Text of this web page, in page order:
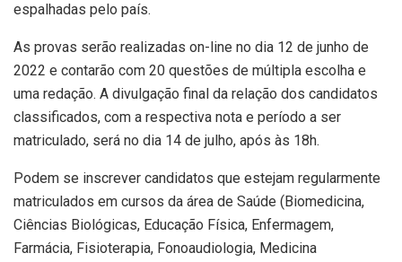
espalhadas pelo país.
As provas serão realizadas on-line no dia 12 de junho de
2022 e contarão com 20 questões de múltipla escolha e
uma redação. A divulgação final da relação dos candidatos
classificados, com a respectiva nota e período a ser
matriculado, será no dia 14 de julho, após às 18h.
Podem se inscrever candidatos que estejam regularmente
matriculados em cursos da área de Saúde (Biomedicina,
Ciências Biológicas, Educação Física, Enfermagem,
Farmácia, Fisioterapia, Fonoaudiologia, Medicina